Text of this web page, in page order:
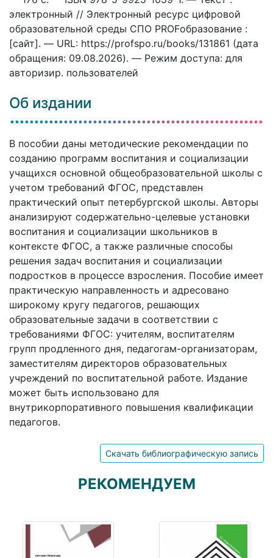
электронный // Электронный ресурс цифровой
образовательной среды СПО PROFобразование :
[сайт]. — URL: https://profspo.ru/books/131861 (дата
обращения: 09.08.2026). — Режим доступа: для
авторизир. пользователей
Об издании
В пособии даны методические рекомендации по
созданию программ воспитания и социализации
учащихся основной общеобразовательной школы с
учетом требований ФГОС, представлен
практический опыт петербургской школы. Авторы
анализируют содержательно-целевые установки
воспитания и социализации школьников в
контексте ФГОС, а также различные способы
решения задач воспитания и социализации
подростков в процессе взросления. Пособие имеет
практическую направленность и адресовано
широкому кругу педагогов, решающих
образовательные задачи в соответствии с
требованиями ФГОС: учителям, воспитателям
групп продленного дня, педагогам-организаторам,
заместителям директоров образовательных
учреждений по воспитательной работе. Издание
может быть использовано для
внутрикорпоративного повышения квалификации
педагогов.
Скачать библиографическую запись
РЕКОМЕНДУЕМ